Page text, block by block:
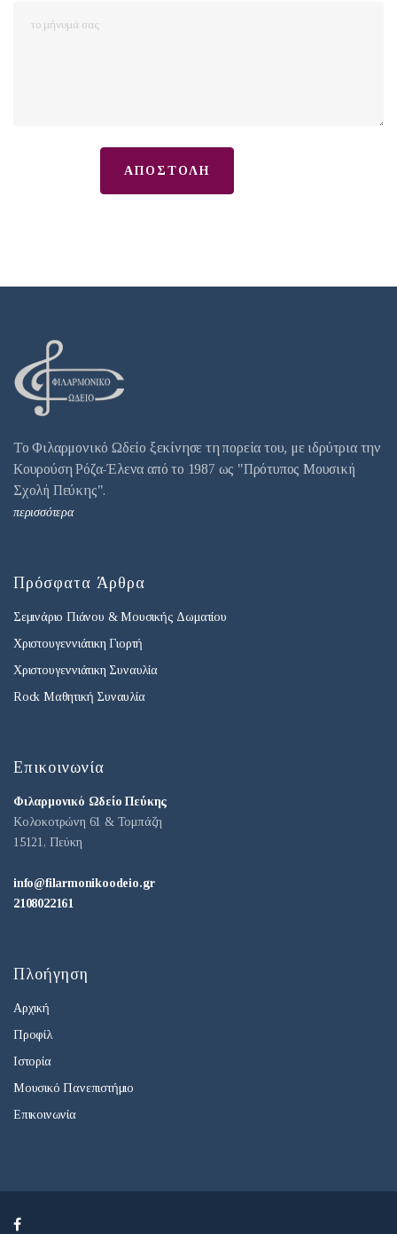
Το Φιλαρμονικό Ωδείο ξεκίνησε τη πορεία του, με ιδρύτρια την
Κουρούση Ρόζα-Έλενα από το 1987 ως "Πρότυπος Μουσική
Σχολή Πεύκης".
περισσότερα
Πρόσφατα Άρθρα
Σεμινάριο Πιάνου & Μουσικής Δωματίου
Χριστουγεννιάτικη Γιορτή
Χριστουγεννιάτικη Συναυλία
Rock Μαθητική Συναυλία
Επικοινωνία
Φιλαρμονικό Ωδείο Πεύκης
Κολοκοτρώνη 61 & Τομπάζη
15121, Πεύκη
info@filarmonikoodeio.gr
2108022161
Πλοήγηση
Αρχική
Προφίλ
Ιστορία
Μουσικό Πανεπιστήμιο
Επικοινωνία